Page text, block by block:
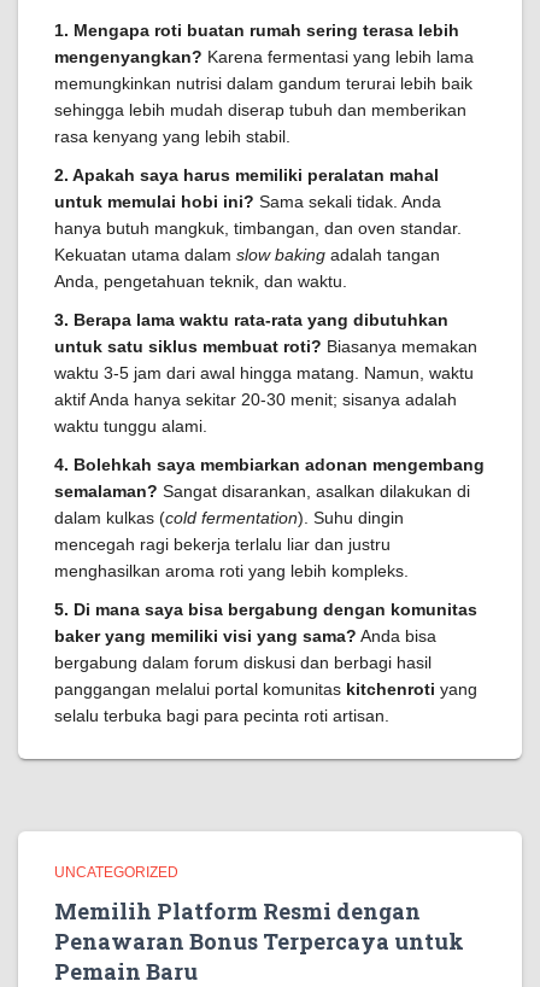
1. Mengapa roti buatan rumah sering terasa lebih
mengenyangkan? Karena fermentasi yang lebih lama
memungkinkan nutrisi dalam gandum terurai lebih baik
sehingga lebih mudah diserap tubuh dan memberikan
rasa kenyang yang lebih stabil.
2. Apakah saya harus memiliki peralatan mahal
untuk memulai hobi ini? Sama sekali tidak. Anda
hanya butuh mangkuk, timbangan, dan oven standar.
Kekuatan utama dalam slow baking adalah tangan
Anda, pengetahuan teknik, dan waktu.
3. Berapa lama waktu rata-rata yang dibutuhkan
untuk satu siklus membuat roti? Biasanya memakan
waktu 3-5 jam dari awal hingga matang. Namun, waktu
aktif Anda hanya sekitar 20-30 menit; sisanya adalah
waktu tunggu alami.
4. Bolehkah saya membiarkan adonan mengembang
semalaman? Sangat disarankan, asalkan dilakukan di
dalam kulkas (cold fermentation). Suhu dingin
mencegah ragi bekerja terlalu liar dan justru
menghasilkan aroma roti yang lebih kompleks.
5. Di mana saya bisa bergabung dengan komunitas
baker yang memiliki visi yang sama? Anda bisa
bergabung dalam forum diskusi dan berbagi hasil
panggangan melalui portal komunitas kitchenroti yang
selalu terbuka bagi para pecinta roti artisan.
UNCATEGORIZED
Memilih Platform Resmi dengan
Penawaran Bonus Terpercaya untuk
Pemain Baru